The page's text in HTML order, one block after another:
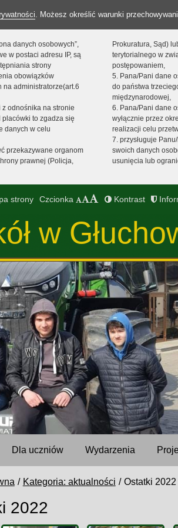
. Możesz określić warunki
danych osobowych”,
w postaci adresu IP, są
strony
obowiązków
na administratorze(art.6
odnośnika na stronie
to zgadza się
danych w celu
przekazywane organom
prawnej (Policja,
Prokuratura, Sąd)
terytorialnego w
postępowaniem,
5. Pana/Pani dane
do państwa
międzynarodowej,
6. Pana/Pani dane
wyłącznie przez
realizacji celu
7. przysługuje
swoich danych
usunięcia lub
strony Czcionka Kontrast
w
Dla uczniów Wydarzenia
Kategoria: aktualności Ostatki 2022
2022